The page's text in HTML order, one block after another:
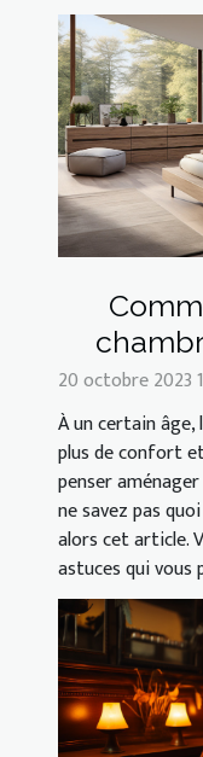
20 octobre 2023
À un certain âge,
plus de confort
penser
ne savez pas
alors cet article.
astuces qui